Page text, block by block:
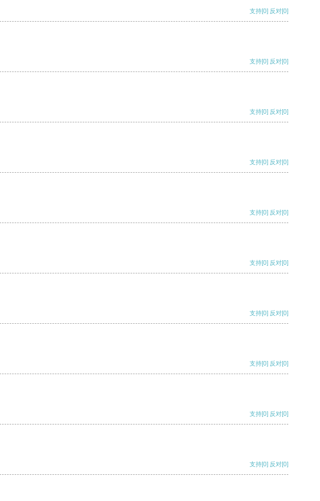
支持[0] 反对[0]
支持[0] 反对[0]
支持[0] 反对[0]
支持[0] 反对[0]
支持[0] 反对[0]
支持[0] 反对[0]
支持[0] 反对[0]
支持[0] 反对[0]
支持[0] 反对[0]
支持[0] 反对[0]